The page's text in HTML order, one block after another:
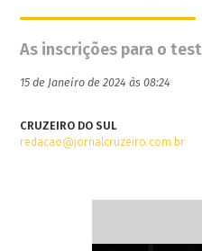
As inscrições para o
15 de Janeiro de 2024 às 08:24
CRUZEIRO DO SUL
redacao@jornalcruzeiro.com.br